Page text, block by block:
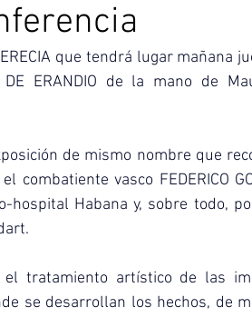
que tendrá lugar mañana
DE ERANDIO de la mano de
de mismo nombre que
vasco FEDERICO
Habana y, sobre todo,
tratamiento artístico de las
se desarrollan los hechos, de